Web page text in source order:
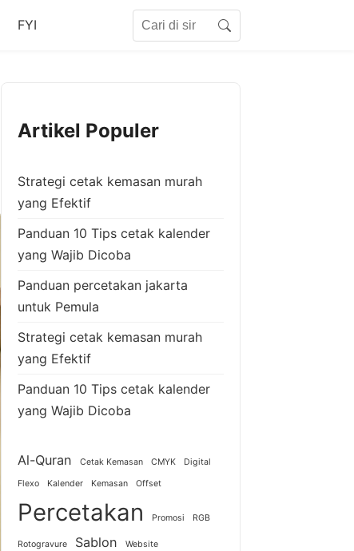
FYI Search
Artikel Populer
Strategi cetak kemasan murah
yang Efektif
Panduan 10 Tips cetak kalender
yang Wajib Dicoba
Panduan percetakan jakarta
untuk Pemula
Strategi cetak kemasan murah
yang Efektif
Panduan 10 Tips cetak kalender
yang Wajib Dicoba
Al-Quran Cetak Kemasan CMYK Digital
Flexo Kalender Kemasan Offset
Percetakan Promosi RGB
Rotogravure Sablon Website